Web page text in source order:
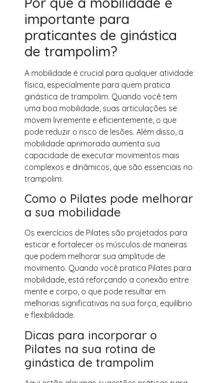
importante para
praticantes de ginástica
de trampolim?
A mobilidade é crucial para qualquer atividade
física, especialmente para quem pratica
ginástica de trampolim. Quando você tem
uma boa mobilidade, suas articulações se
movem livremente e eficientemente, o que
pode reduzir o risco de lesões. Além disso, a
mobilidade aprimorada aumenta sua
capacidade de executar movimentos mais
complexos e dinâmicos, que são essenciais no
trampolim.
Como o Pilates pode melhorar
a sua mobilidade
Os exercícios de Pilates são projetados para
esticar e fortalecer os músculos de maneiras
que podem melhorar sua amplitude de
movimento. Quando você pratica Pilates para
mobilidade, está reforçando a conexão entre
mente e corpo, o que pode resultar em
melhorias significativas na sua força, equilíbrio
e flexibilidade.
Dicas para incorporar o
Pilates na sua rotina de
ginástica de trampolim